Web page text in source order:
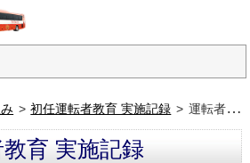
初任運転者教育 実施記録 運転者 Ｋ・Ｙ
育 実施記録